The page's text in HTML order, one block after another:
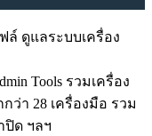
Tools รวมเครื่อง
ว่า 28 เครื่องมือ รวม
ปิด ฯลฯ